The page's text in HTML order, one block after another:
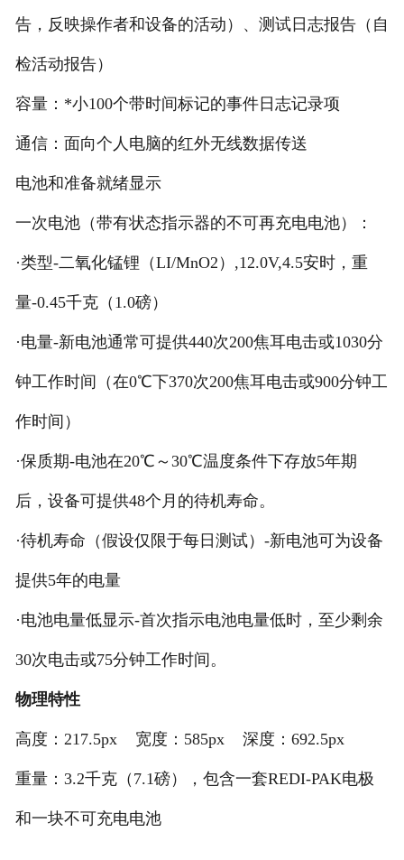
告，反映操作者和设备的活动）、测试日志报告（自
检活动报告）
容量：*小100个带时间标记的事件日志记录项
通信：面向个人电脑的红外无线数据传送
电池和准备就绪显示
一次电池（带有状态指示器的不可再充电电池）：
·类型-二氧化锰锂（LI/MnO2）,12.0V,4.5安时，重
量-0.45千克（1.0磅）
·电量-新电池通常可提供440次200焦耳电击或1030分
钟工作时间（在0℃下370次200焦耳电击或900分钟工
作时间）
·保质期-电池在20℃～30℃温度条件下存放5年期
后，设备可提供48个月的待机寿命。
·待机寿命（假设仅限于每日测试）-新电池可为设备
提供5年的电量
·电池电量低显示-首次指示电池电量低时，至少剩余
30次电击或75分钟工作时间。
物理特性
高度：217.5px 宽度：585px 深度：692.5px
重量：3.2千克（7.1磅），包含一套REDI-PAK电极
和一块不可充电电池